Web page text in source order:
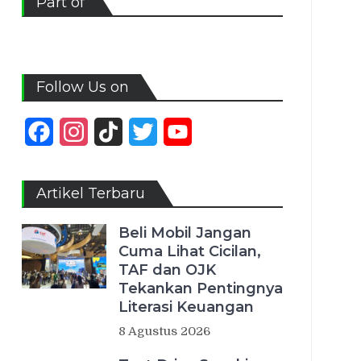
Follow Us on
FacebookInstagram
TikTok Twitter
Artikel Terbaru
Beli Mobil Jangan
Cuma Lihat Cicilan,
TAF dan OJK
Tekankan Pentingnya
Literasi Keuangan
8 Agustus 2026